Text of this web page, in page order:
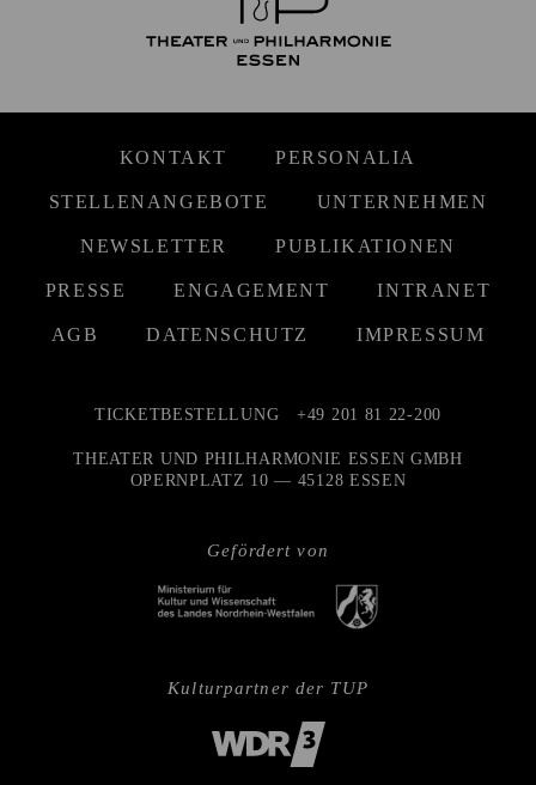
KONTAKT PERSONALIA
STELLENANGEBOTE UNTERNEHMEN
NEWSLETTER PUBLIKATIONEN
PRESSE ENGAGEMENT INTRANET
AGB DATENSCHUTZ IMPRESSUM
Gefördert von
TICKETBESTELLUNG +49 201 81 22-200
THEATER UND PHILHARMONIE ESSEN GMBH
OPERNPLATZ 10 — 45128 ESSEN
Kulturpartner der TUP